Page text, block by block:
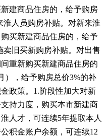
建商品住房的，给予购房
淮人员购房补贴。对新来淮
买新建商品住房的，给予
卖旧买新购房补贴。对出售
重新购买新建商品住房的
），给予购房总价3%的补
政策。1.阶段性加大对新
持力度，购买本市新建商
人才，可连续5年提取本人
积金账户余额，可连续12